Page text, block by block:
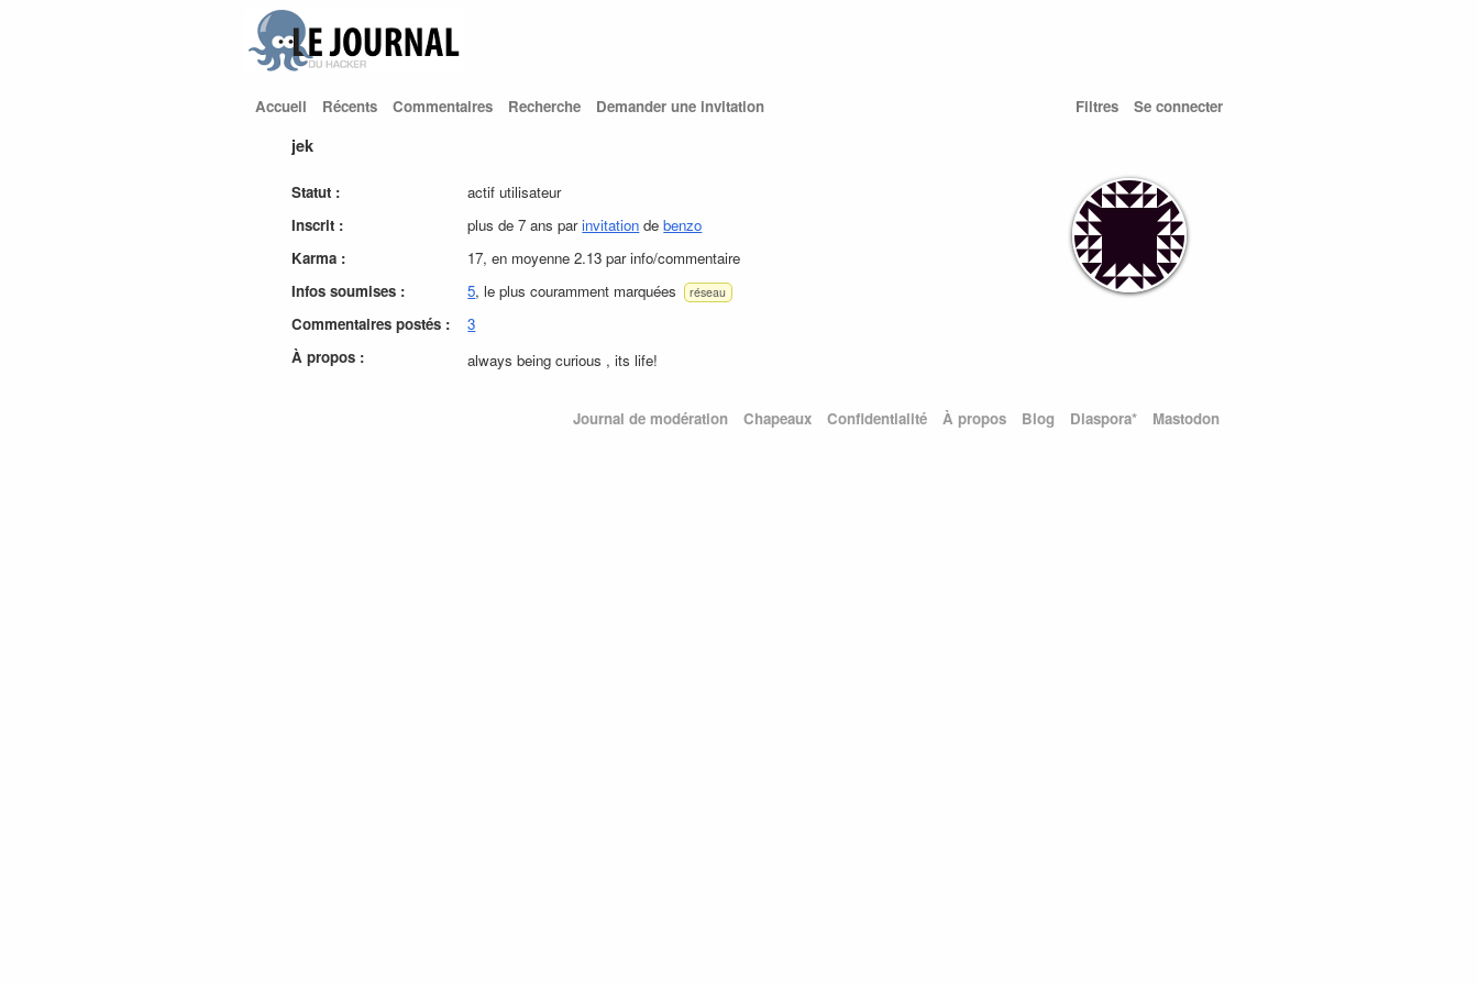
Accueil Récents Commentaires Recherche Demander une invitation Filtres Se connecter
jek
Statut :
actif utilisateur
Inscrit :
plus de 7 ans parinvitation debenzo
Karma :
17, en moyenne 2.13 par info/commentaire
Infos soumises :
5, le plus couramment marquées réseau
Commentaires postés :
3
À propos :
always being curious , its life!
Journal de modération Chapeaux Confidentialité À propos Blog Diaspora* Mastodon